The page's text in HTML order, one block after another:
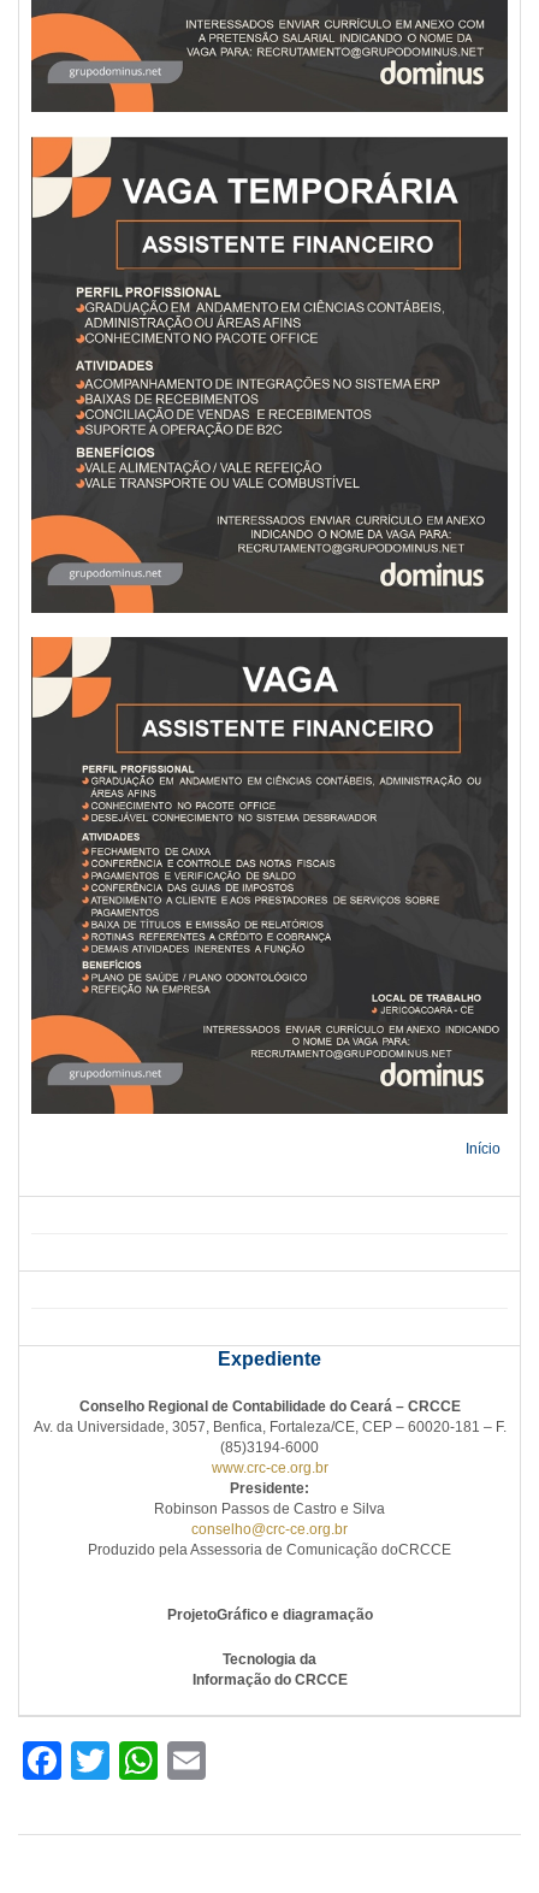
Início
Expediente
Conselho Regional de Contabilidade do Ceará – CRCCE
Av. da Universidade, 3057, Benfica, Fortaleza/CE, CEP – 60020-181 – F.
(85)3194-6000
www.crc-ce.org.br
Presidente:
Robinson Passos de Castro e Silva
conselho@crc-ce.org.br
Produzido pela Assessoria de Comunicação doCRCCE
ProjetoGráfico e diagramação
Tecnologia da
Informação do CRCCE
Facebook
TwitterWhatsApp